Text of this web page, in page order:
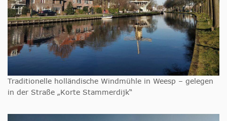
Traditionelle holländische Windmühle in Weesp – gelegen
in der Straße „Korte Stammerdijk“